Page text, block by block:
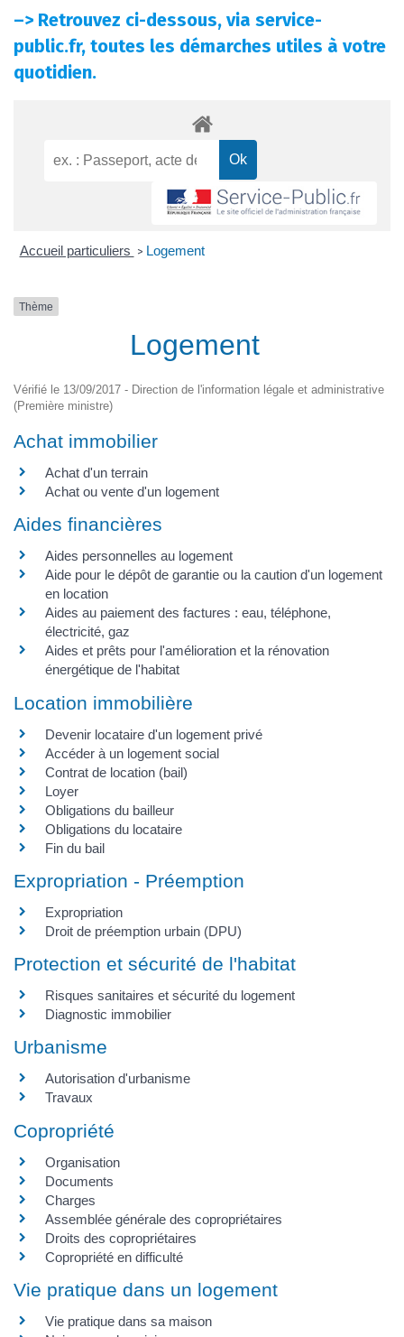
–> Retrouvez ci-dessous, via service-
public.fr, toutes les démarches utiles à votre
quotidien.
Accueil particuliers > Logement
Thème
Logement
Vérifié le 13/09/2017 - Direction de l'information légale et administrative
(Première ministre)
Achat immobilier
Achat d'un terrain
Achat ou vente d'un logement
Aides financières
Aides personnelles au logement
Aide pour le dépôt de garantie ou la caution d'un logement
en location
Aides au paiement des factures : eau, téléphone,
électricité, gaz
Aides et prêts pour l'amélioration et la rénovation
énergétique de l'habitat
Location immobilière
Devenir locataire d'un logement privé
Accéder à un logement social
Contrat de location (bail)
Loyer
Obligations du bailleur
Obligations du locataire
Fin du bail
Expropriation - Préemption
Expropriation
Droit de préemption urbain (DPU)
Protection et sécurité de l'habitat
Risques sanitaires et sécurité du logement
Diagnostic immobilier
Urbanisme
Autorisation d'urbanisme
Travaux
Copropriété
Organisation
Documents
Charges
Assemblée générale des copropriétaires
Droits des copropriétaires
Copropriété en difficulté
Vie pratique dans un logement
Vie pratique dans sa maison